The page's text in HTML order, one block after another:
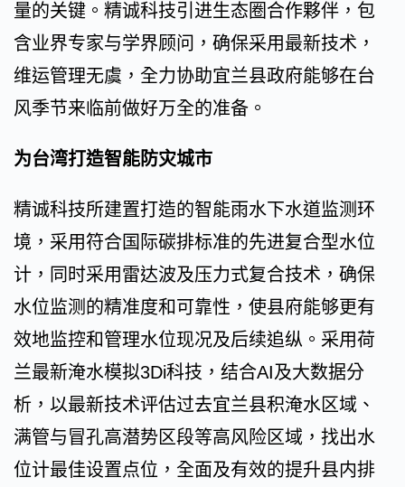
量的关键。精诚科技引进生态圈合作夥伴，包
含业界专家与学界顾问，确保采用最新技术，
维运管理无虞，全力协助宜兰县政府能够在台
风季节来临前做好万全的准备。
为台湾打造智能防灾城市
精诚科技所建置打造的智能雨水下水道监测环
境，采用符合国际碳排标准的先进复合型水位
计，同时采用雷达波及压力式复合技术，确保
水位监测的精准度和可靠性，使县府能够更有
效地监控和管理水位现况及后续追纵。采用荷
兰最新淹水模拟3Di科技，结合AI及大数据分
析，以最新技术评估过去宜兰县积淹水区域、
满管与冒孔高潜势区段等高风险区域，找出水
位计最佳设置点位，全面及有效的提升县内排